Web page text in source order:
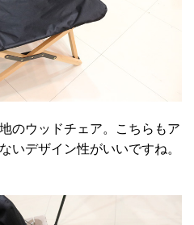
のウッドチェア。こちらもア
いデザイン性がいいですね。